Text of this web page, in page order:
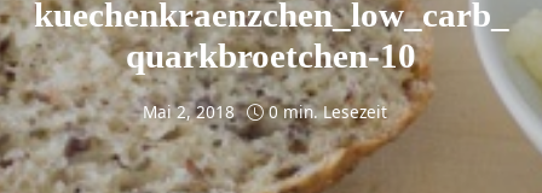
kuechenkraenzchen_low_carb_
quarkbroetchen-10
Mai 2, 2018 0 min. Lesezeit